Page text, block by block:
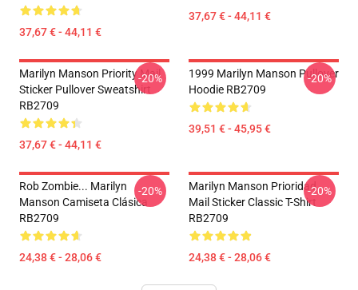
37,67 € - 44,11 €
37,67 € - 44,11 €
Marilyn Manson Priority Mail
Sticker Pullover Sweatshirt
RB2709
37,67 € - 44,11 €
-20%
1999 Marilyn Manson Pullover
Hoodie RB2709
39,51 € - 45,95 €
-20%
Rob Zombie... Marilyn
Manson Camiseta Clásica
RB2709
24,38 € - 28,06 €
-20%
Marilyn Manson Prioridad
Mail Sticker Classic T-Shirt
RB2709
24,38 € - 28,06 €
-20%